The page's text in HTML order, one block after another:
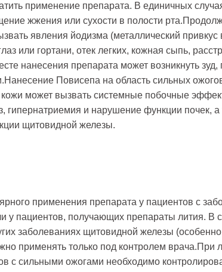
применение препарата. В единичных
жжения или сухости в полости
явления йодизма (металлический
или гортани, отек легких, кожная сыпь,
нанесения препарата может возникнуть зуд,
Повисепа на область сильных
может вызвать системные побочные
гипернатриемия и нарушение функции почек,
щитовидной железы.
применения препарата у пациентов с
у пациентов, получающих препараты лития. В
заболеваниях щитовидной железы
применять только под контролем врача.При
с сильными ожогами необходимо